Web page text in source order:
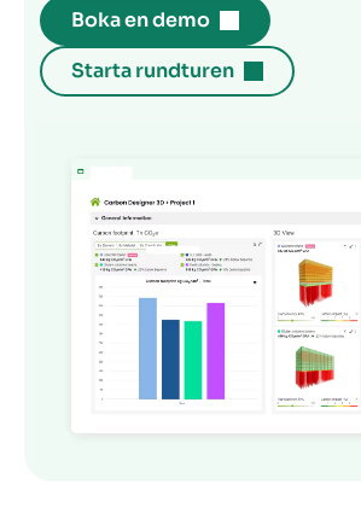
Boka en demo
Starta rundturen